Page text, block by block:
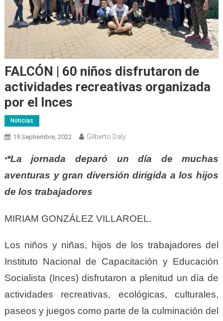
FALCÓN | 60 niños disfrutaron de
actividades recreativas organizada
por el Inces
Noticias
19 Septiembre, 2022 Gilberto Daly
**La jornada deparó un día de muchas
aventuras y gran diversión dirigida a los hijos
de los trabajadores
MIRIAM GONZÁLEZ VILLAROEL.
Los niños y niñas, hijos de los trabajadores del
Instituto Nacional de Capacitación y Educación
Socialista (Inces) disfrutaron a plenitud un día de
actividades recreativas, ecológicas, culturales,
paseos y juegos como parte de la culminación del